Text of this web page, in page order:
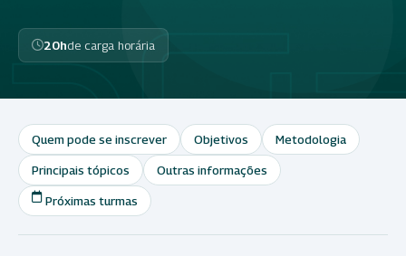
20hde carga horária
Quem pode se inscrever Objetivos Metodologia
Principais tópicos Outras informações
Próximas turmas